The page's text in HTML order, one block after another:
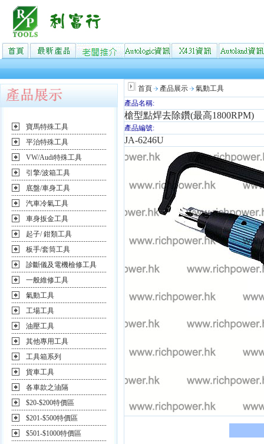
寶馬特殊工具
平治特殊工具
VW/Audi特殊工具
引擎/波箱工具
底盤/車身工具
汽車冷氣工具
車身扳金工具
起子/ 鉗類工具
板手/套筒工具
診斷儀及電機檢修工具
一般維修工具
氣動工具
工場工具
油壓工具
其他專用工具
工具箱系列
貨車工具
各車款之油隔
$20-$200特價區
$201-$500特價區
$501-$1000特價區
首頁 產品展示
氣動工具
產品名稱:
槍型點焊去除鑽(最高1800RPM)
產品編號:
JA-6246U